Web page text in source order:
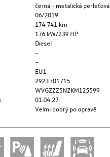
černá - metalická perleťová
06/2019
174 741 km
176 kW/239 HP
Diesel
–
–
EU1
2923 /01715
WVGZZZ5NZKM125599
01.04.27
Velmi dobrý po opravě